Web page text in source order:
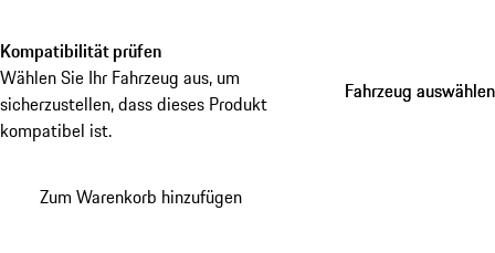
verstellbarer Sitzpositionen für Kinder von 100 cm bis
Kompatibilität prüfen
Wählen Sie Ihr Fahrzeug aus, um
sicherzustellen, dass dieses Produkt
kompatibel ist.
Fahrzeug auswählen
Fahrzeug auswählen
Zum Warenkorb hinzufügen